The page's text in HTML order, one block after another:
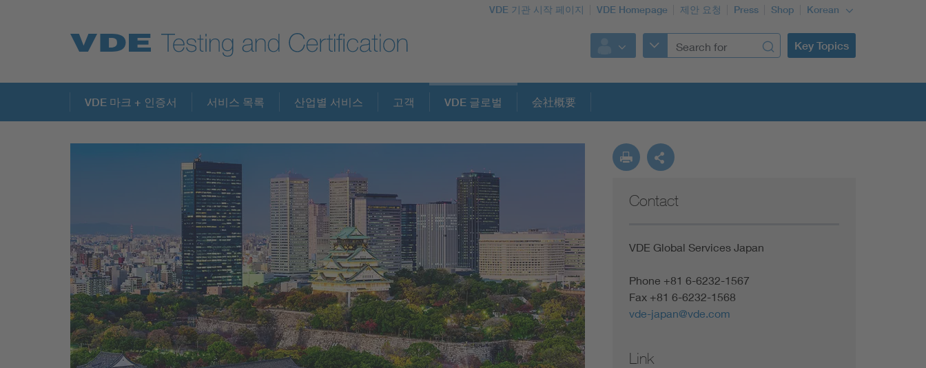
VDE 기관 시작 페이지 VDE Homepage 제안 요청 Press Shop Korean
Key Topics
Key Topics
VDE 마크 + 인증서 서비스 목록 산업별 서비스 고객 VDE 글로벌 会社概要
Contact
VDE Global Services Japan
Phone +81 6-6232-1567
Fax +81 6-6232-1568
vde-japan@vde.com
Link